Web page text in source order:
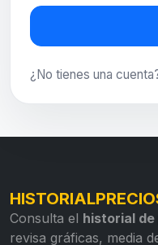
¿No tienes una
Consulta el historial de
revisa gráficas, media